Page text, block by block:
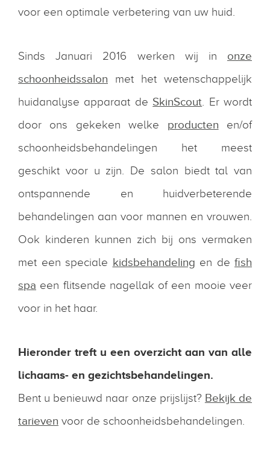
voor een optimale verbetering van uw huid.
Sinds Januari 2016 werken wij in onze
schoonheidssalon met het wetenschappelijk
huidanalyse apparaat de SkinScout . Er wordt
door ons gekeken welke producten en/of
schoonheidsbehandelingen het meest
geschikt voor u zijn. De salon biedt tal van
ontspannende en huidverbeterende
behandelingen aan voor mannen en vrouwen.
Ook kinderen kunnen zich bij ons vermaken
met een speciale kidsbehandeling en de fish
spa een flitsende nagellak of een mooie veer
voor in het haar.
Hieronder treft u een overzicht aan van alle
lichaams- en gezichtsbehandelingen.
Bent u benieuwd naar onze prijslijst? Bekijk de
tarieven voor de schoonheidsbehandelingen.